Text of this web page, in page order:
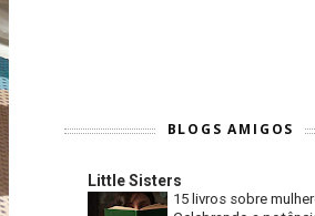
BLOGS AMIGOS
Little Sisters
15 livros sobre